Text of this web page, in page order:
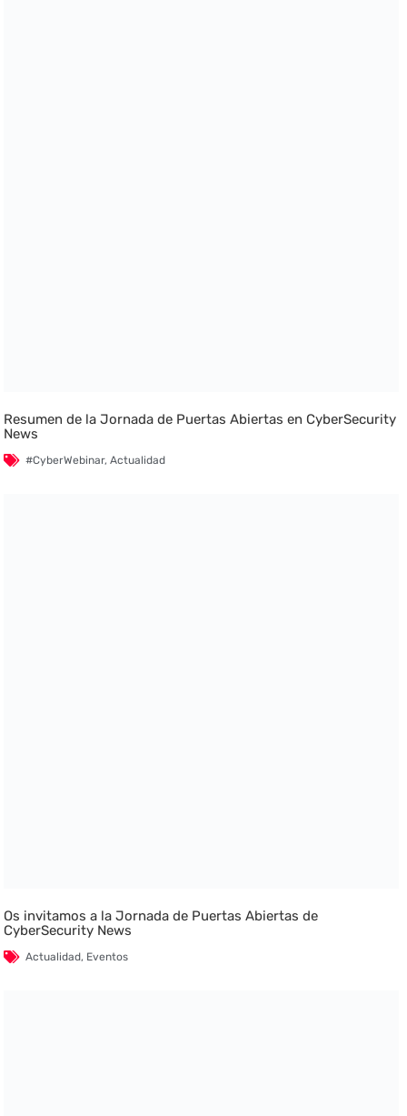
Resumen de la Jornada de Puertas Abiertas en CyberSecurity
News
#CyberWebinar,Actualidad
Os invitamos a la Jornada de Puertas Abiertas de
CyberSecurity News
Actualidad, Eventos